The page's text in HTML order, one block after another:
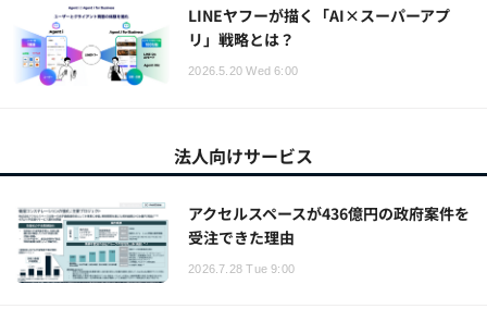
LINEヤフーが描く「AI×スーパーアプ
リ」戦略とは？
2026.5.20 Wed 6:00
法人向けサービス
アクセルスペースが436億円の政府案件を
受注できた理由
2026.7.28 Tue 9:00